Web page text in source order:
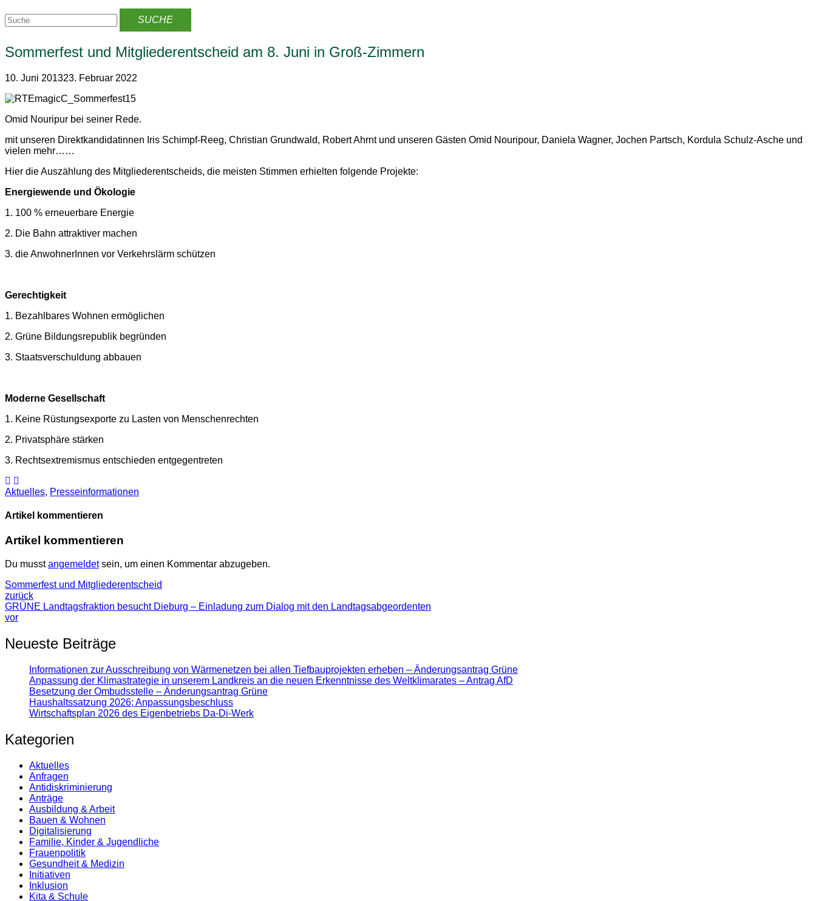
Sommerfest und Mitgliederentscheid am 8. Juni in Groß-Zimmern
10. Juni 201323. Februar 2022
Omid Nouripur bei seiner Rede.
mit unseren Direktkandidatinnen Iris Schimpf-Reeg, Christian Grundwald, Robert Ahrnt und unseren Gästen Omid Nouripour, Daniela Wagner, Jochen Partsch, Kordula Schulz-Asche und
vielen mehr……
Hier die Auszählung des Mitgliederentscheids, die meisten Stimmen erhielten folgende Projekte:
Energiewende und Ökologie
1. 100 % erneuerbare Energie
2. Die Bahn attraktiver machen
3. die AnwohnerInnen vor Verkehrslärm schützen
Gerechtigkeit
1. Bezahlbares Wohnen ermöglichen
2. Grüne Bildungsrepublik begründen
3. Staatsverschuldung abbauen
Moderne Gesellschaft
1. Keine Rüstungsexporte zu Lasten von Menschenrechten
2. Privatsphäre stärken
3. Rechtsextremismus entschieden entgegentreten
Aktuelles, Presse­informationen
Artikel kommentieren
Artikel kommentieren
Du musstangemeldetsein, um einen Kommentar abzugeben.
Sommerfest und Mitgliederentscheid
zurück
GRÜNE Landtagsfraktion besucht Dieburg – Einladung zum Dialog mit den Landtagsabgeordenten
vor
Neueste Beiträge
Informationen zur Ausschreibung von Wärmenetzen bei allen Tiefbauprojekten erheben – Änderungsantrag Grüne
Anpassung der Klimastrategie in unserem Landkreis an die neuen Erkenntnisse des Weltklimarates – Antrag AfD
Besetzung der Ombudsstelle – Änderungsantrag Grüne
Haushaltssatzung 2026; Anpassungsbeschluss
Wirtschaftsplan 2026 des Eigenbetriebs Da-Di-Werk
Kategorien
Aktuelles
Anfragen
Antidiskrimi­nierung
Anträge
Ausbildung & Arbeit
Bauen & Wohnen
Digitalisierung
Familie, Kinder & Jugendliche
Frauenpolitik
Gesundheit & Medizin
Initiativen
Inklusion
Kita & Schule